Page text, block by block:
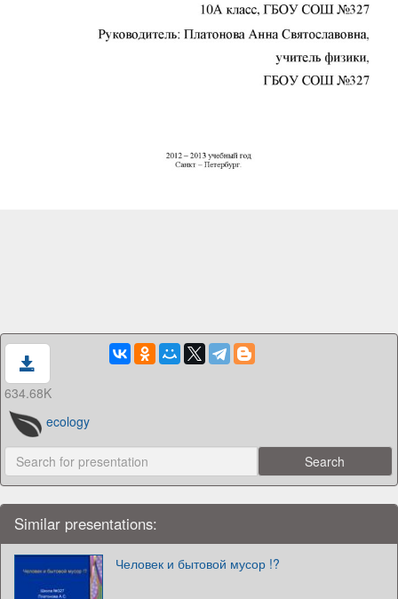
634.68K
ecology
Similar presentations:
Человек и бытовой мусор !?